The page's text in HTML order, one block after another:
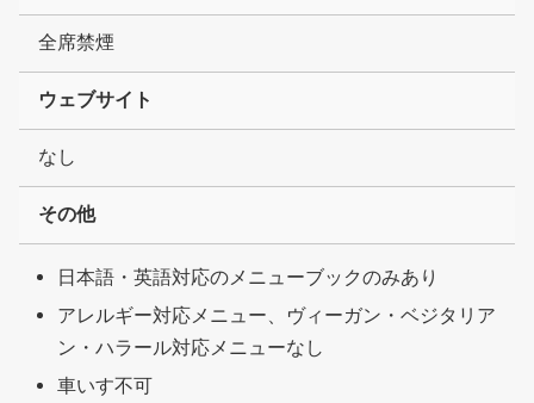
全席禁煙
ウェブサイト
なし
その他
日本語・英語対応のメニューブックのみあり
アレルギー対応メニュー、ヴィーガン・ベジタリア
ン・ハラール対応メニューなし
車いす不可